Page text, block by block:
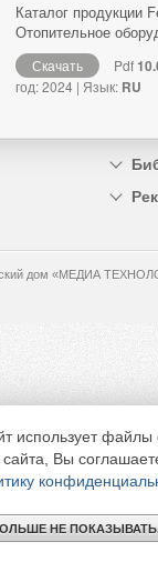
Каталог продукции
Отопительное
Скачать Pdf
год: 2024 | Язык: RU
дом «МЕДИА
использует файлы
Вы
НЕ